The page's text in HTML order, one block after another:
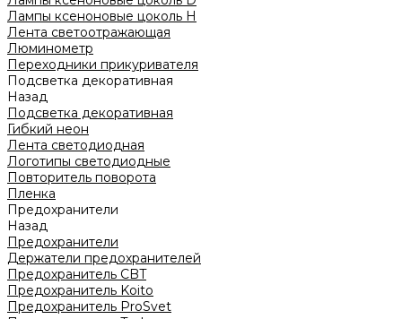
Лампы ксеноновые цоколь H
Лента светоотражающая
Люминометр
Переходники прикуривателя
Подсветка декоративная
Назад
Подсветка декоративная
Гибкий неон
Лента светодиодная
Логотипы светодиодные
Повторитель поворота
Пленка
Предохранители
Назад
Предохранители
Держатели предохранителей
Предохранитель CBT
Предохранитель Koito
Предохранитель ProSvet